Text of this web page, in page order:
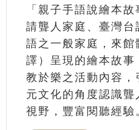
「親子手語說繪本
請聾人家庭、臺灣
語之一般家庭，來館
譯）呈現的繪本故
教於樂之活動內容，
元文化的角度認識
視野，豐富閱聽經驗